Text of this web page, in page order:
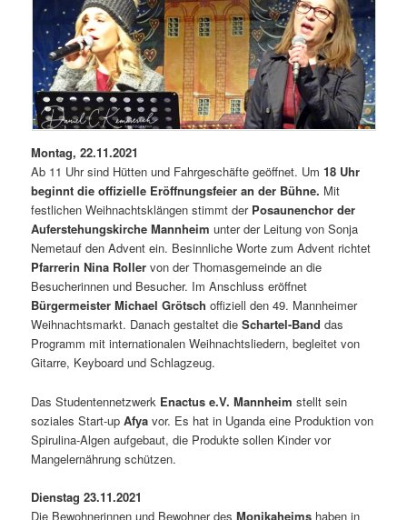
Montag, 22.11.2021
Ab 11 Uhr sind Hütten und Fahrgeschäfte geöffnet. Um 18 Uhr
beginnt die offizielle Eröffnungsfeier an der Bühne. Mit
festlichen Weihnachtsklängen stimmt der Posaunenchor der
Auferstehungskirche Mannheim unter der Leitung von Sonja
Nemetauf den Advent ein. Besinnliche Worte zum Advent richtet
Pfarrerin Nina Roller von der Thomasgemeinde an die
Besucherinnen und Besucher. Im Anschluss eröffnet
Bürgermeister Michael Grötsch offiziell den 49. Mannheimer
Weihnachtsmarkt. Danach gestaltet dieSchartel-Band das
Programm mit internationalen Weihnachtsliedern, begleitet von
Gitarre, Keyboard und Schlagzeug.
Das Studentennetzwerk Enactus e.V. Mannheim stellt sein
soziales Start-upAfyavor. Es hat in Uganda eine Produktion von
Spirulina-Algen aufgebaut, die Produkte sollen Kinder vor
Mangelernährung schützen.
Dienstag 23.11.2021
Die Bewohnerinnen und Bewohner desMonikaheims haben in